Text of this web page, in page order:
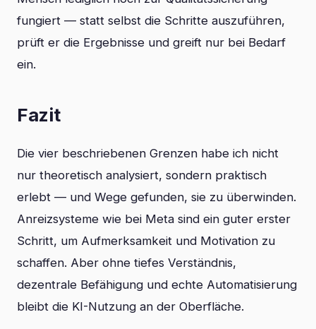
fungiert — statt selbst die Schritte auszuführen,
prüft er die Ergebnisse und greift nur bei Bedarf
ein.
Fazit
Die vier beschriebenen Grenzen habe ich nicht
nur theoretisch analysiert, sondern praktisch
erlebt — und Wege gefunden, sie zu überwinden.
Anreizsysteme wie bei Meta sind ein guter erster
Schritt, um Aufmerksamkeit und Motivation zu
schaffen. Aber ohne tiefes Verständnis,
dezentrale Befähigung und echte Automatisierung
bleibt die KI-Nutzung an der Oberfläche.